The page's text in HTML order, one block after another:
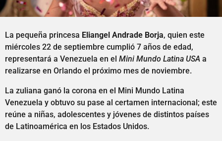
La pequeña princesa Eliangel Andrade Borja, quien este
miércoles 22 de septiembre cumplió 7 años de edad,
representará a Venezuela en el Mini Mundo Latina USA a
realizarse en Orlando el próximo mes de noviembre.
La zuliana ganó la corona en el Mini Mundo Latina
Venezuela y obtuvo su pase al certamen internacional; este
reúne a niñas, adolescentes y jóvenes de distintos países
de Latinoamérica en los Estados Unidos.